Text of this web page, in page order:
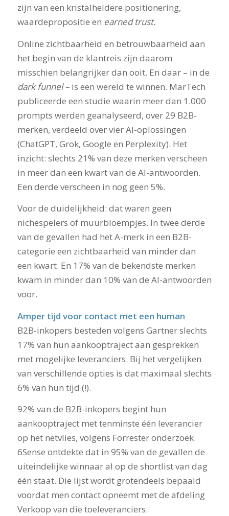
zijn van een kristalheldere positionering,
waardepropositie en earned trust.
Online zichtbaarheid en betrouwbaarheid aan
het begin van de klantreis zijn daarom
misschien belangrijker dan ooit. En daar – in de
dark funnel – is een wereld te winnen. MarTech
publiceerde een studie waarin meer dan 1.000
prompts werden geanalyseerd, over 29 B2B-
merken, verdeeld over vier AI-oplossingen
(ChatGPT, Grok, Google en Perplexity). Het
inzicht: slechts 21% van deze merken verscheen
in meer dan een kwart van de AI-antwoorden.
Een derde verscheen in nog geen 5%.
Voor de duidelijkheid: dat waren geen
nichespelers of muurbloempjes. In twee derde
van de gevallen had het A-merk in een B2B-
categorie een zichtbaarheid van minder dan
een kwart. En 17% van de bekendste merken
kwam in minder dan 10% van de AI-antwoorden
voor.
Amper tijd voor contact met een human
B2B-inkopers besteden volgens Gartner slechts
17% van hun aankooptraject aan gesprekken
met mogelijke leveranciers. Bij het vergelijken
van verschillende opties is dat maximaal slechts
6% van hun tijd (!).
92% van de B2B-inkopers begint hun
aankooptraject met tenminste één leverancier
op het netvlies, volgens Forrester onderzoek.
6Sense ontdekte dat in 95% van de gevallen de
uiteindelijke winnaar al op de shortlist van dag
één staat. Die lijst wordt grotendeels bepaald
voordat men contact opneemt met de afdeling
Verkoop van die toeleveranciers.